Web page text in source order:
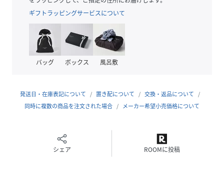
■商品のお気に入り登録再入荷通知やのこりわずか、お得な
プライスダウンの情報も受け取ることができます。
ぜひご登録ください◎
＊摩擦や水濡れによる色落ち・色移りにご注意下さい。
性別タイプ レディース
ポリエステル100％ ポリ塩化ビニル
ギフトラッピングサービスについて
バッグ ボックス 風呂敷
発送日・在庫表記について 置き配について
交換・返品について
同時に複数の商品を注文された場合
メーカー希望小売価格について
シェア ROOMに投稿